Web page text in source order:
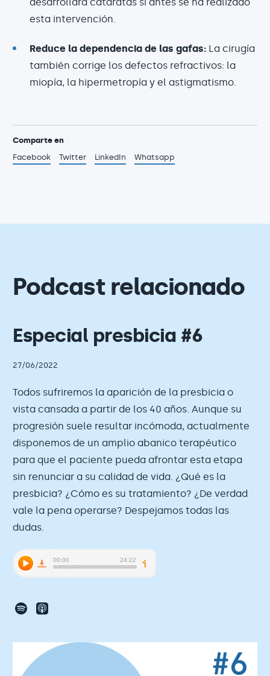
esta intervención.
Reduce la dependencia de las gafas: La cirugía
también corrige los defectos refractivos: la
miopía, la hipermetropía y el astigmatismo.
Comparte en
Facebook
Twitter LinkedIn Whatsapp
Podcast relacionado
Especial presbicia #6
27/06/2022
Todos sufriremos la aparición de la presbicia o
vista cansada a partir de los 40 años. Aunque su
progresión suele resultar incómoda, actualmente
disponemos de un amplio abanico terapéutico
para que el paciente pueda afrontar esta etapa
sin renunciar a su calidad de vida. ¿Qué es la
presbicia? ¿Cómo es su tratamiento? ¿De verdad
vale la pena operarse? Despejamos todas las
dudas.